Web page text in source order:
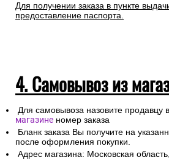
Для получении заказа в пункте
предоставление паспорта.
4. Самовывоз из
Для самовывоза назовите продавцу в
магазине номер заказа
Бланк заказа Вы получите на
после оформления покупки.
Адрес магазина: Московская